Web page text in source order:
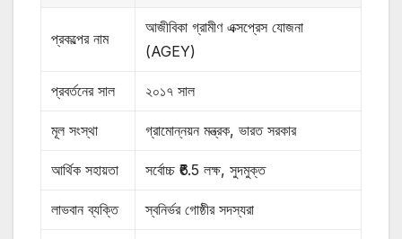
প্রকল্পের নাম
আজীবিকা গ্রামীণ এক্সপ্রেস যোজনা
(AGEY)
প্রবর্তনের সাল ২০১৭ সাল
মূল সংস্থা গ্রামোন্নয়ন মন্ত্রক, ভারত সরকার
আর্থিক সহায়তা সর্বোচ্চ ₹6.5 লক্ষ, সুদমুক্ত
লাভবান ব্যক্তি স্বনির্ভর গোষ্ঠীর সদস্যরা